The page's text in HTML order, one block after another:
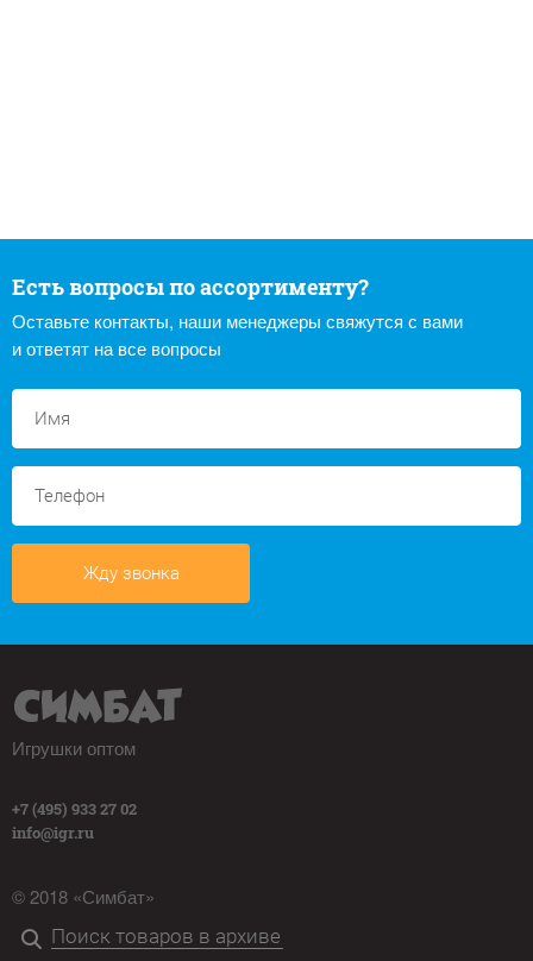
Есть вопросы по ассортименту?
Оставьте контакты, наши менеджеры свяжутся с вами
и ответят на все вопросы
Жду звонка
Игрушки оптом
+7 (495) 933 27 02
info@igr.ru
© 2018 «Симбат»